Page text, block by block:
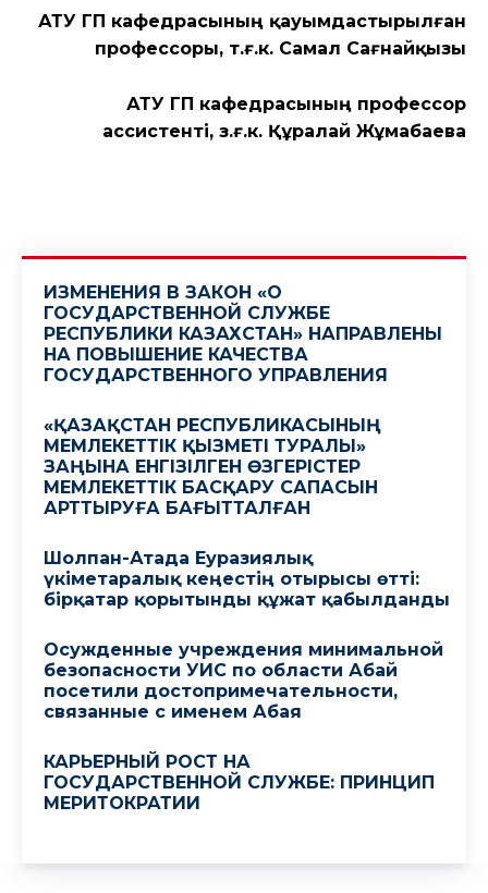
АТУ ӘГП кафедрасының қауымдастырылған
профессоры, т.ғ.к. Самал Сағнайқызы
АТУ ӘГП кафедрасының профессор
ассистенті, з.ғ.к. Құралай Жұмабаева
ИЗМЕНЕНИЯ В ЗАКОН «О
ГОСУДАРСТВЕННОЙ СЛУЖБЕ
РЕСПУБЛИКИ КАЗАХСТАН» НАПРАВЛЕНЫ
НА ПОВЫШЕНИЕ КАЧЕСТВА
ГОСУДАРСТВЕННОГО УПРАВЛЕНИЯ
«ҚАЗАҚСТАН РЕСПУБЛИКАСЫНЫҢ
МЕМЛЕКЕТТІК ҚЫЗМЕТІ ТУРАЛЫ»
ЗАҢЫНА ЕНГІЗІЛГЕН ӨЗГЕРІСТЕР
МЕМЛЕКЕТТІК БАСҚАРУ САПАСЫН
АРТТЫРУҒА БАҒЫТТАЛҒАН
Шолпан-Атада Еуразиялық
үкіметаралық кеңестің отырысы өтті:
бірқатар қорытынды құжат қабылданды
Осужденные учреждения минимальной
безопасности УИС по области Абай
посетили достопримечательности,
связанные с именем Абая
КАРЬЕРНЫЙ РОСТ НА
ГОСУДАРСТВЕННОЙ СЛУЖБЕ: ПРИНЦИП
МЕРИТОКРАТИИ